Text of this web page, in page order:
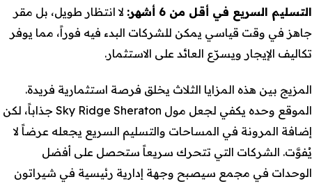
التسليم السريع في أقل من 6 أشهر : لا انتظار طويل، بل مقر
جاهز في وقت قياسي يمكن للشركات البدء فيه فوراً، مما يوفر
تكاليف الإيجار ويسرّع العائد على الاستثمار.
المزيج بين هذه المزايا الثلاث يخلق فرصة استثمارية فريدة.
الموقع وحده يكفي لجعل مول Sky Ridge Sheraton جذاباً، لكن
إضافة المرونة في المساحات والتسليم السريع يجعله عرضاً لا
يُفوَّت. الشركات التي تتحرك سريعاً ستحصل على أفضل
الوحدات في مجمع سيصبح وجهة إدارية رئيسية في شيراتون